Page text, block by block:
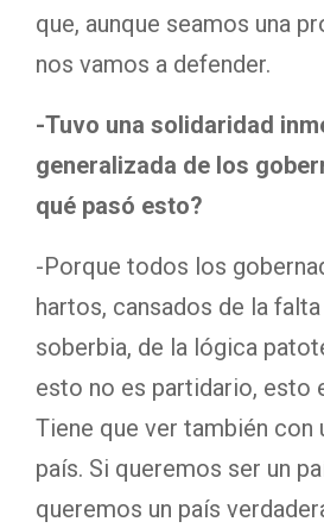
que, aunque seamos una
nos vamos a defender.
-Tuvo una solidaridad
generalizada de los
qué pasó esto?
-Porque todos los
hartos, cansados de la
soberbia, de la lógica
esto no es partidario, esto
Tiene que ver también con
país. Si queremos ser un
queremos un país